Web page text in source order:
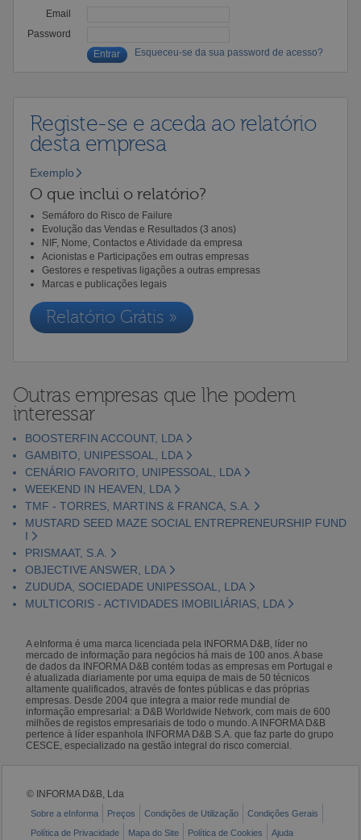
Email
Password
Esqueceu-se da sua password de acesso?
Registe-se e aceda ao relatório
desta empresa
Exemplo
O que inclui o relatório?
Semáforo do Risco de Failure
Evolução das Vendas e Resultados (3 anos)
NIF, Nome, Contactos e Atividade da empresa
Acionistas e Participações em outras empresas
Gestores e respetivas ligações a outras empresas
Marcas e publicações legais
Relatório Grátis »
Outras empresas que lhe podem
interessar
BOOSTERFIN ACCOUNT, LDA
GAMBITO, UNIPESSOAL, LDA
CENÁRIO FAVORITO, UNIPESSOAL, LDA
WEEKEND IN HEAVEN, LDA
TMF - TORRES, MARTINS & FRANCA, S.A.
MUSTARD SEED MAZE SOCIAL ENTREPRENEURSHIP FUND
I
PRISMAAT, S.A.
OBJECTIVE ANSWER, LDA
ZUDUDA, SOCIEDADE UNIPESSOAL, LDA
MULTICORIS - ACTIVIDADES IMOBILIÁRIAS, LDA
A eInforma é uma marca licenciada pela INFORMA D&B, líder no
mercado de informação para negócios há mais de 100 anos. A base
de dados da INFORMA D&B contém todas as empresas em Portugal e
é atualizada diariamente por uma equipa de mais de 50 técnicos
altamente qualificados, através de fontes públicas e das próprias
empresas. Desde 2004 que integra a maior rede mundial de
informação empresarial: a D&B Worldwide Network, com mais de 600
milhões de registos empresariais de todo o mundo. A INFORMA D&B
pertence à líder espanhola INFORMA D&B S.A. que faz parte do grupo
CESCE, especializado na gestão integral do risco comercial.
© INFORMA D&B, Lda
Sobre a eInforma Preços Condições de Utilização
Condições Gerais
Política de Privacidade
Mapa do Site Política de Cookies Ajuda